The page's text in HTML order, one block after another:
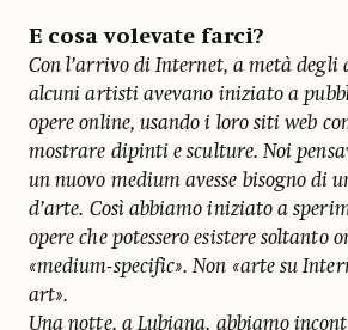
E cosa volevate farci?
Con l’arrivo di Internet, a metà degli
alcuni artisti avevano iniziato a
opere online, usando i loro siti web
mostrare dipinti e sculture. Noi
un nuovo medium avesse bisogno di
d’arte. Così abbiamo iniziato a
opere che potessero esistere soltanto
«medium-specific». Non «arte su
art».
Una notte, a Lubiana, abbiamo